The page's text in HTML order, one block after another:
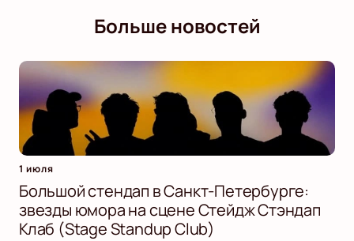
Больше новостей
1 июля
Большой стендап в Санкт-Петербурге:
звезды юмора на сцене Стейдж Стэндап
Клаб (Stage Standup Club)